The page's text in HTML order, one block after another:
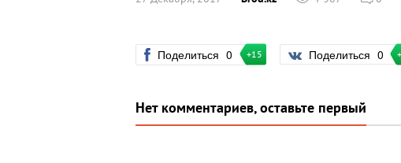
Поделиться 0 +15 Поделиться 0
Нет комментариев, оставьте первый